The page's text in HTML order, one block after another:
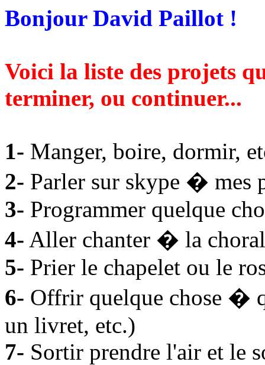
Bonjour David Paillot !
Voici la liste des projets
terminer, ou continuer...
1- Manger, boire, dormir,
2- Parler sur skype � mes
3- Programmer quelque
4- Aller chanter � la
5- Prier le chapelet ou le
6- Offrir quelque chose �
un livret, etc.)
7- Sortir prendre l'air et le